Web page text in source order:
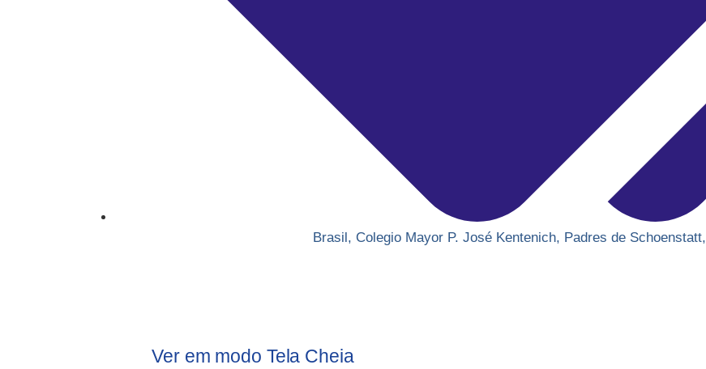
Brasil, Colegio Mayor P. José Kentenich, Padres de Schoenstatt,
Ver em modo Tela Cheia